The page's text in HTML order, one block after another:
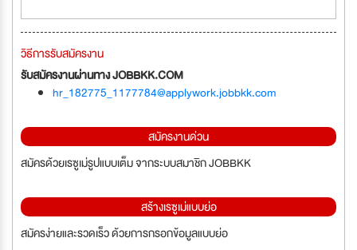
วิธีการรับสมัครงาน
รับสมัครงานผ่านทาง JOBBKK.COM
hr_182775_1177784@applywork.jobbkk.com
สมัครงานด่วน
สมัครด้วยเรซูเม่รูปแบบเต็ม จากระบบสมาชิก JOBBKK
สร้างเรซูเม่แบบย่อ
สมัครง่ายและรวดเร็ว ด้วยการกรอกข้อมูลแบบย่อ